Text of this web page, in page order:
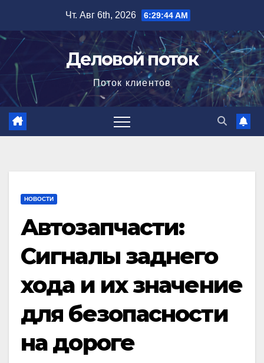
содержимому
Чт. Авг 6th, 2026 6:29:45 AM
Деловой поток
Поток клиентов
НОВОСТИ
Автозапчасти:
Сигналы заднего
хода и их значение
для безопасности
на дороге